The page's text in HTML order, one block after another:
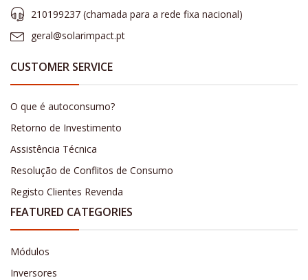
210199237 (​chamada para a rede fixa nacional)
geral@solarimpact.pt
CUSTOMER SERVICE
O que é autoconsumo?
Retorno de Investimento
Assistência Técnica
Resolução de Conflitos de Consumo
Registo Clientes Revenda
FEATURED CATEGORIES
Módulos
Inversores